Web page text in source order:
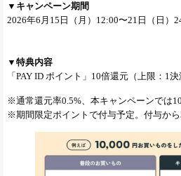
▼キャンペーン期間
2026年6月15日（月）12:00〜21日（日）
▼特典内容
「PAY ID ポイント」10倍還元（上限：1
※通常還元率0.5%、本キャンペーンでは10
※期間限定ポイントで付与予定。付与か